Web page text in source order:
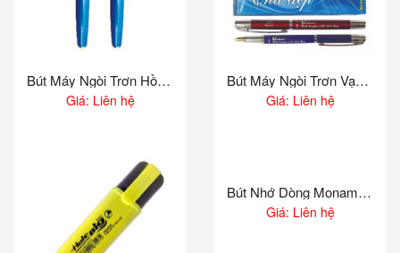
Bút Máy Ngòi Trơn Hồng Hà 2009
Giá: Liên hệ
Bút Máy Ngòi Trơn Vạn Hoa – BM12
Giá: Liên hệ
Bút Nhớ Dòng Monami Essenti Bright
Giá: Liên hệ